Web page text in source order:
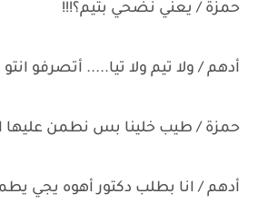
حمزة / يعني نضحي بتيم؟!!!
أدهم / ولا تيم ولا تيا..... أتصرفو انتو
حمزة / طيب خلينا بس نطمن عليها
أدهم / انا بطلب دكتور أهوه يجي